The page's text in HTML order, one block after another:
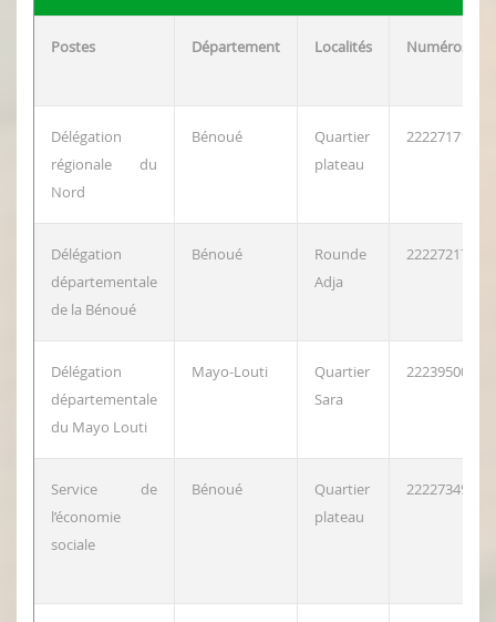
Postes Département Localités Numéros
Délégation
régionale du
Nord
Bénoué
Quartier
plateau
222271716
Délégation
départementale
de la Bénoué
Bénoué
Rounde
Adja
222272174
Délégation
départementale
du Mayo Louti
Mayo-Louti
Quartier
Sara
222395002
Service de
l’économie
sociale
Bénoué
Quartier
plateau
222273492